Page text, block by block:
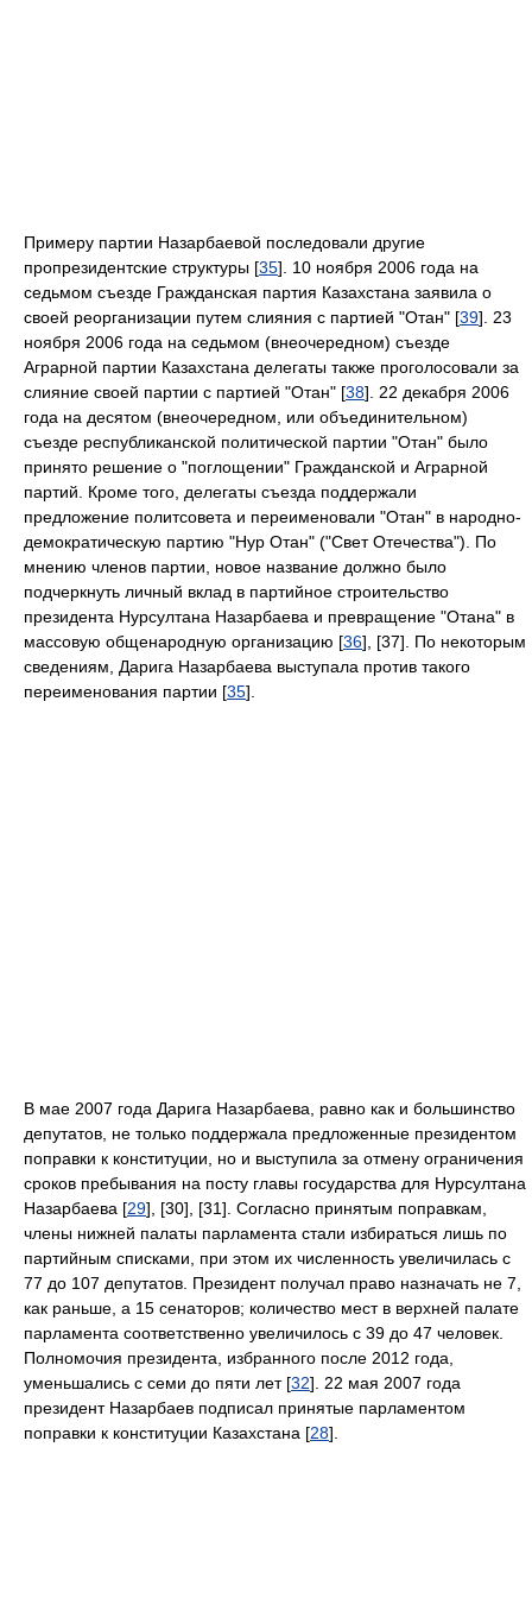
Примеру партии Назарбаевой последовали другие
пропрезидентские структуры [35]. 10 ноября 2006 года на
седьмом съезде Гражданская партия Казахстана заявила о
своей реорганизации путем слияния с партией "Отан" [39]. 23
ноября 2006 года на седьмом (внеочередном) съезде
Аграрной партии Казахстана делегаты также проголосовали за
слияние своей партии с партией "Отан" [38]. 22 декабря 2006
года на десятом (внеочередном, или объединительном)
съезде республиканской политической партии "Отан" было
принято решение о "поглощении" Гражданской и Аграрной
партий. Кроме того, делегаты съезда поддержали
предложение политсовета и переименовали "Отан" в народно-
демократическую партию "Нур Отан" ("Свет Отечества"). По
мнению членов партии, новое название должно было
подчеркнуть личный вклад в партийное строительство
президента Нурсултана Назарбаева и превращение "Отана" в
массовую общенародную организацию [36], [37]. По некоторым
сведениям, Дарига Назарбаева выступала против такого
переименования партии [35].
В мае 2007 года Дарига Назарбаева, равно как и большинство
депутатов, не только поддержала предложенные президентом
поправки к конституции, но и выступила за отмену ограничения
сроков пребывания на посту главы государства для Нурсултана
Назарбаева [29], [30], [31]. Согласно принятым поправкам,
члены нижней палаты парламента стали избираться лишь по
партийным списками, при этом их численность увеличилась с
77 до 107 депутатов. Президент получал право назначать не 7,
как раньше, а 15 сенаторов; количество мест в верхней палате
парламента соответственно увеличилось с 39 до 47 человек.
Полномочия президента, избранного после 2012 года,
уменьшались с семи до пяти лет [32]. 22 мая 2007 года
президент Назарбаев подписал принятые парламентом
поправки к конституции Казахстана [28].